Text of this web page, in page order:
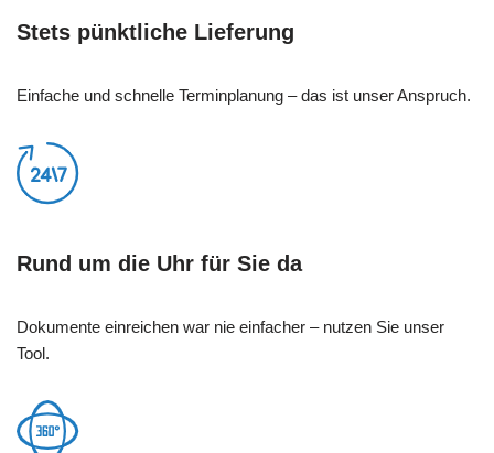
Stets pünktliche Lieferung
Einfache und schnelle Terminplanung – das ist unser Anspruch.
Rund um die Uhr für Sie da
Dokumente einreichen war nie einfacher – nutzen Sie unser
Tool.